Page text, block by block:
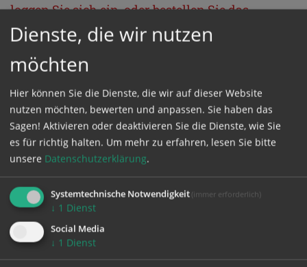
loggen Sie sich ein, oder bestellen Sie das
ProduktKathpress_online.
Bitte melden Sie sich mit Ihrem Benutzernamen
und Passwort an.
Benutzername
Passwort
Dienste, die wir nutzen
möchten
Hier können Sie die Dienste, die wir auf dieser Website
nutzen möchten, bewerten und anpassen. Sie haben das
Sagen! Aktivieren oder deaktivieren Sie die Dienste, wie Sie
es für richtig halten. Um mehr zu erfahren, lesen Sie bitte
unsere Datenschutzerklärung.
Systemtechnische Notwendigkeit (immer erforderlich)
↓ 1 Dienst
Social Media
↓ 1 Dienst